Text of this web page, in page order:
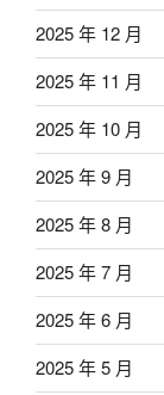
2025 年 12 月
2025 年 11 月
2025 年 10 月
2025 年 9 月
2025 年 8 月
2025 年 7 月
2025 年 6 月
2025 年 5 月